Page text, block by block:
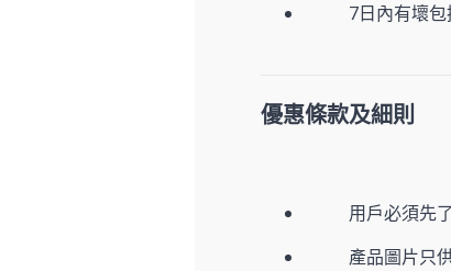
7日內有壞
優惠條款及細則
用戶必須先
產品圖片只